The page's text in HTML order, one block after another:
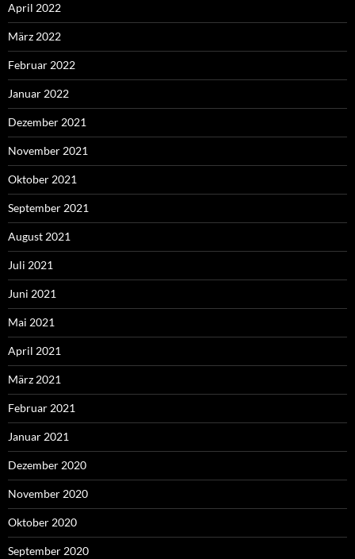
April 2022
März 2022
Februar 2022
Januar 2022
Dezember 2021
November 2021
Oktober 2021
September 2021
August 2021
Juli 2021
Juni 2021
Mai 2021
April 2021
März 2021
Februar 2021
Januar 2021
Dezember 2020
November 2020
Oktober 2020
September 2020